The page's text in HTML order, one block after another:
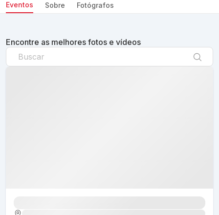
Eventos
Sobre Fotógrafos
Encontre as melhores fotos e vídeos